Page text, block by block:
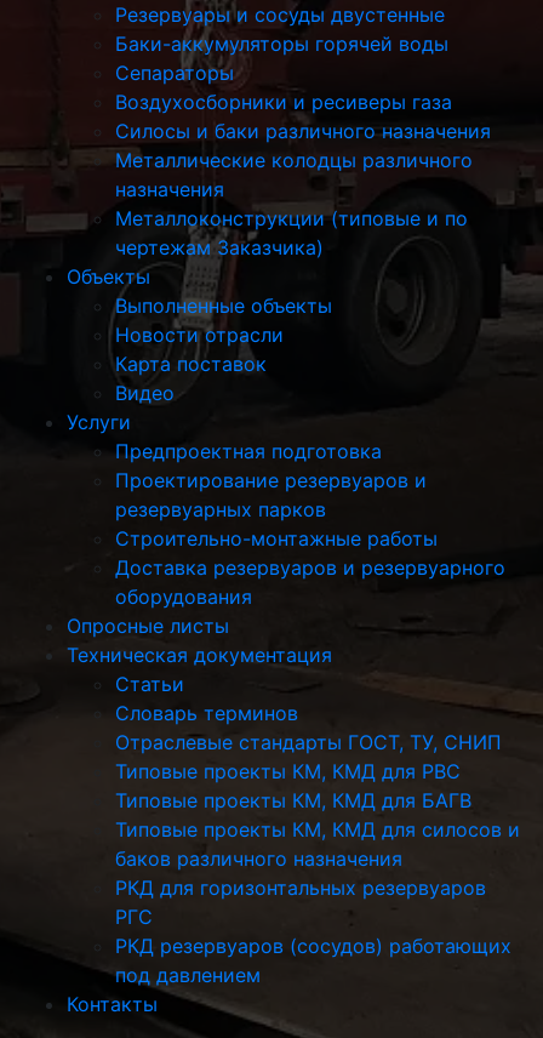
Резервуары и сосуды двустенные
Баки-аккумуляторы горячей воды
Сепараторы
Воздухосборники и ресиверы газа
Силосы и баки различного назначения
Металлические колодцы различного
назначения
Металлоконструкции (типовые и по
чертежам Заказчика)
Объекты
Выполненные объекты
Новости отрасли
Карта поставок
Видео
Услуги
Предпроектная подготовка
Проектирование резервуаров и
резервуарных парков
Строительно-монтажные работы
Доставка резервуаров и резервуарного
оборудования
Опросные листы
Техническая документация
Статьи
Словарь терминов
Отраслевые стандарты ГОСТ, ТУ, СНИП
Типовые проекты КМ, КМД для РВС
Типовые проекты КМ, КМД для БАГВ
Типовые проекты КМ, КМД для силосов и
баков различного назначения
РКД для горизонтальных резервуаров
РГС
РКД резервуаров (сосудов) работающих
под давлением
Контакты